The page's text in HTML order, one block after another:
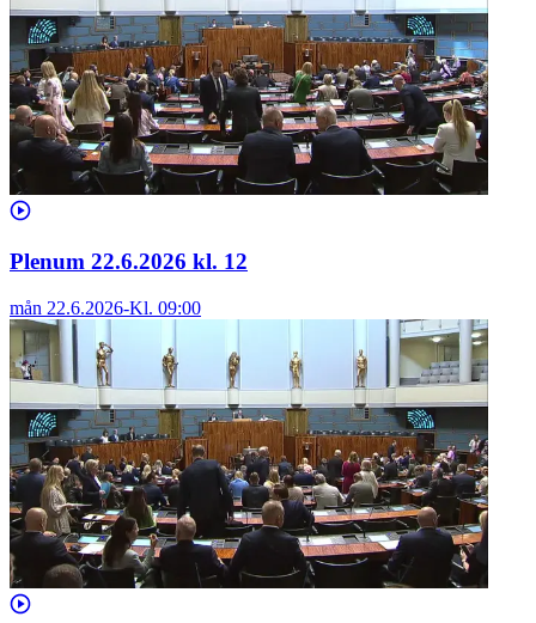
Plenum 22.6.2026 kl. 12
mån 22.6.2026-Kl. 09:00